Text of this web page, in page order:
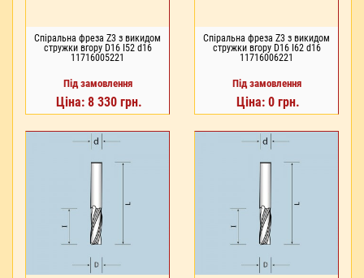
Спіральна фреза Z3 з викидом
стружки вгору D16 I52 d16
11716005221
Під замовлення
Ціна: 8 330 грн.
Спіральна фреза Z3 з викидом
стружки вгору D16 I62 d16
11716006221
Під замовлення
Ціна: 0 грн.